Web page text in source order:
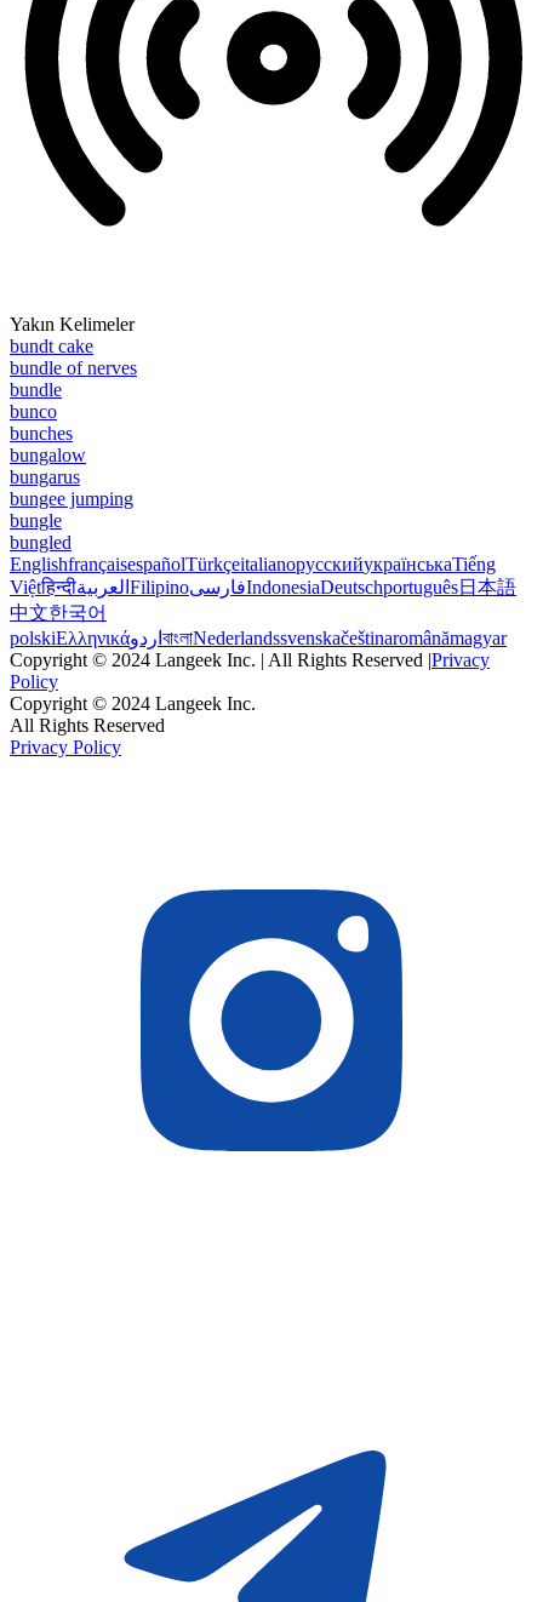
Yakın Kelimeler
bundt cake
bundle of nerves
bundle
bunco
bunches
bungalow
bungarus
bungee jumping
bungle
bungled
EnglishfrançaisespañolTürkçeitalianoрусскийукраїнськаTiếng
Việtहिन्दीالعربية FilipinoفارسیIndonesiaDeutschportuguês日本語
中文한국어
polskiΕλληνικάاردو বাংলাNederlandssvenskačeštinaromânămagyar
Copyright © 2024 Langeek Inc. | All Rights Reserved |Privacy
Policy
Copyright © 2024 Langeek Inc.
All Rights Reserved
Privacy Policy